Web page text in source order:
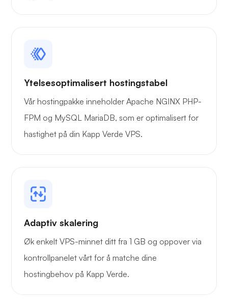
Ytelsesoptimalisert hostingstabel
Vår hostingpakke inneholder Apache NGINX PHP-
FPM og MySQL MariaDB, som er optimalisert for
hastighet på din Kapp Verde VPS.
Adaptiv skalering
Øk enkelt VPS-minnet ditt fra 1 GB og oppover via
kontrollpanelet vårt for å matche dine
hostingbehov på Kapp Verde.